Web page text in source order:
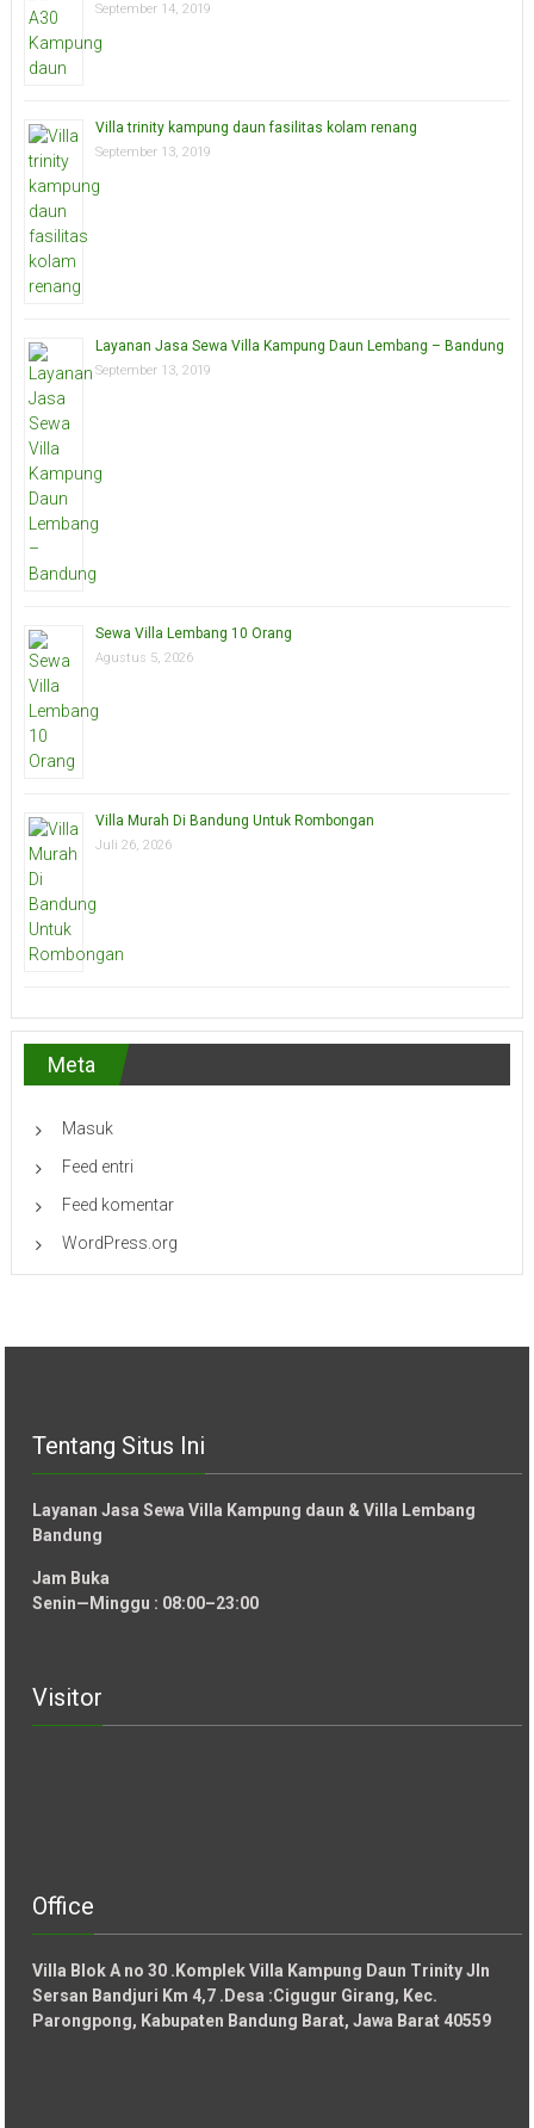
September 14, 2019
Villa trinity kampung daun fasilitas kolam renang
September 13, 2019
Layanan Jasa Sewa Villa Kampung Daun Lembang – Bandung
September 13, 2019
Sewa Villa Lembang 10 Orang
Agustus 5, 2026
Villa Murah Di Bandung Untuk Rombongan
Juli 26, 2026
Meta
Masuk
Feed entri
Feed komentar
WordPress.org
Tentang Situs Ini
Layanan Jasa Sewa Villa Kampung daun & Villa Lembang
Bandung
Jam Buka
Senin—Minggu : 08:00–23:00
Visitor
Office
Villa Blok A no 30 .Komplek Villa Kampung Daun Trinity Jln
Sersan Bandjuri Km 4,7 .Desa :Cigugur Girang, Kec.
Parongpong, Kabupaten Bandung Barat, Jawa Barat 40559